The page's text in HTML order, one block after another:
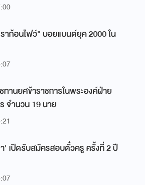
าก้อนไฟว์" บอยแบนด์ยุค 2000 ใน
ทานยศข้าราชการในพระองค์ฝ่าย
ำนวน 19 นาย
' เปิดรับสมัครสอบตั๋วครู ครั้งที่ 2 ปี